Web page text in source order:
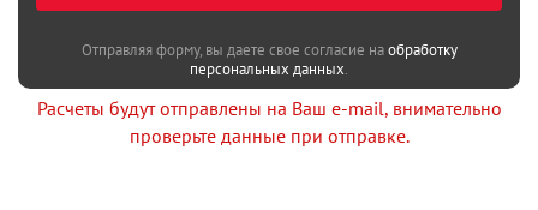
Отправляя форму, вы даете свое согласие наобработку
персональных данных.
Расчеты будут отправлены на Ваш e-mail, внимательно
проверьте данные при отправке.